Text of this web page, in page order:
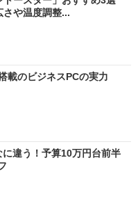
や温度調整...
載のビジネスPCの実力
に違う！予算10万円台前半